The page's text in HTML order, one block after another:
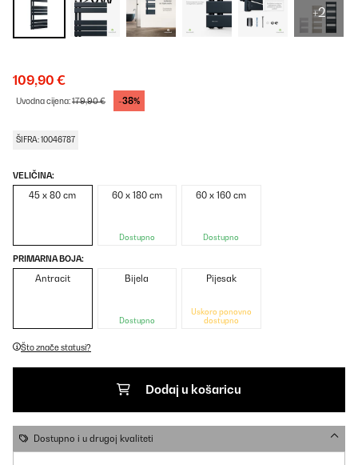
+2
109,90 €
Uvodna cijena:179,90 € -38%
ŠIFRA: 10046787
VELIČINA:
45 x 80 cm 60 x 180 cm
Dostupno
60 x 160 cm
Dostupno
PRIMARNA BOJA:
Antracit Bijela
Dostupno
Pijesak
Uskoro ponovno
dostupno
Što znače statusi?
Dodaj u košaricu
Dostupno i u drugoj kvaliteti